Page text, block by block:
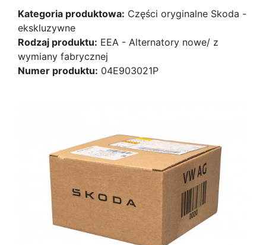
Kategoria produktowa: Części oryginalne Skoda -
ekskluzywne
Rodzaj produktu: EEA - Alternatory nowe/ z
wymiany fabrycznej
Numer produktu: 04E903021P